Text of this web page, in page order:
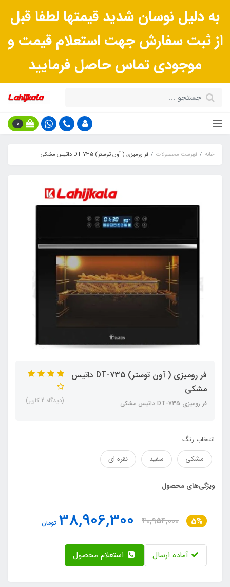
به دلیل نوسان شدید قیمتها لطفا قبل
از ثبت سفارش جهت استعلام قیمت و
موجودی تماس حاصل فرمایید
0
خانه فهرست محصولات فر رومیزی ( آون توستر) DT-735 داتیس مشکی
فر رومیزی ( آون توستر) DT-735 داتیس
مشکی
فر رومیزی DT-735 داتیس مشکی (دیدگاه 2 کاربر)
انتخاب رنگ:
مشکی
سفید نقره ای
ویژگی‌های محصول
5%
40,954,000
38,906,300 تومان
آماده ارسال